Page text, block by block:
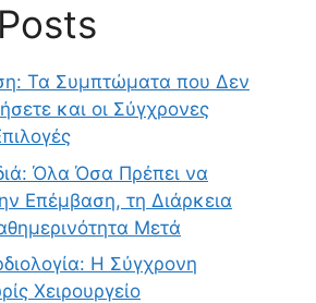
Τα Συμπτώματα που Δεν
και οι Σύγχρονες
Όλα Όσα Πρέπει να
Επέμβαση, τη Διάρκεια
Μετά
Η Σύγχρονη
Χειρουργείο